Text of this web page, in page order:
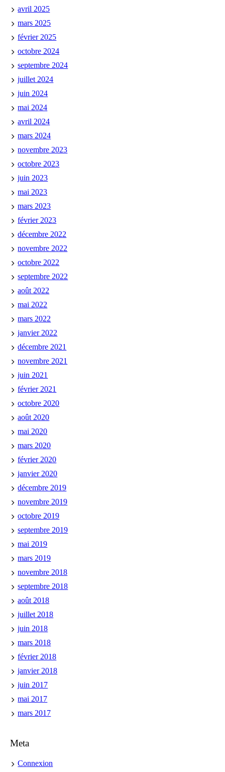
avril 2025
mars 2025
février 2025
octobre 2024
septembre 2024
juillet 2024
juin 2024
mai 2024
avril 2024
mars 2024
novembre 2023
octobre 2023
juin 2023
mai 2023
mars 2023
février 2023
décembre 2022
novembre 2022
octobre 2022
septembre 2022
août 2022
mai 2022
mars 2022
janvier 2022
décembre 2021
novembre 2021
juin 2021
février 2021
octobre 2020
août 2020
mai 2020
mars 2020
février 2020
janvier 2020
décembre 2019
novembre 2019
octobre 2019
septembre 2019
mai 2019
mars 2019
novembre 2018
septembre 2018
août 2018
juillet 2018
juin 2018
mars 2018
février 2018
janvier 2018
juin 2017
mai 2017
mars 2017
Meta
Connexion